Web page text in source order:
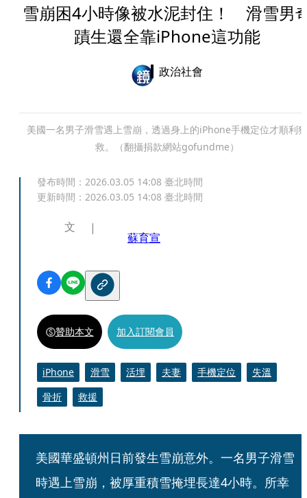
雪崩困4小時像被水泥封住！ 滑雪男
蹟生還全靠iPhone這功能
政治社會
美國一名男子滑雪遇上雪崩，透過身上的iPhone手機定位才順利獲
救。（翻攝捐款網站gofundme）
發布時間： 2026.03.05 14:08 臺北時間
更新時間： 2026.03.05 14:08 臺北時間
文
蘇育宣
贊助本文 加入訂閱會員
iPhone 滑雪 活埋 夫妻 手機定位
失溫
骨折
救援
美國華盛頓州日前發生雪崩意外。一名男子滑雪
時遇上雪崩，被厚重積雪掩埋長達4小時。所幸